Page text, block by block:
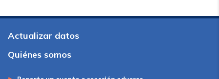
Actualizar datos
Quiénes somos